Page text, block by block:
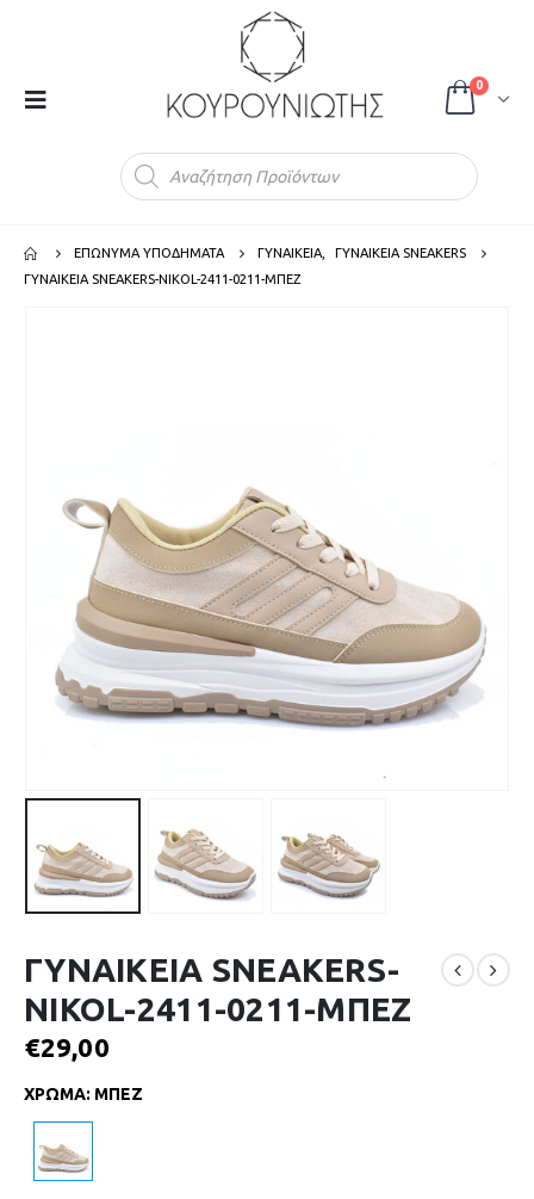
0
ΕΠΩΝΥΜΑ ΥΠΟΔΗΜΑΤΑ ΓΥΝΑΙΚΕΙΑ
ΓΥΝΑΙΚΕΙΑ SNEAKERS
ΓΥΝΑΙΚΕΙΑ SNEAKERS-NIKOL-2411-0211-ΜΠΕΖ
ΓΥΝΑΙΚΕΙΑ SNEAKERS-
NIKOL-2411-0211-ΜΠΕΖ
€29,00
ΧΡΩΜΑ: ΜΠΕΖ